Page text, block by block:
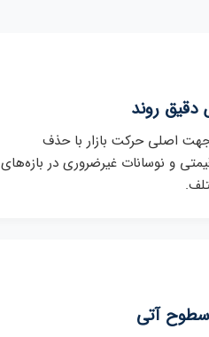
روند
اصلی حرکت بازار با حذف
و نوسانات غیرضروری در بازه‌های
آتی